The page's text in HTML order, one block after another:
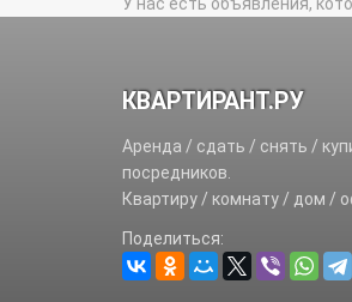
КВАРТИРАНТ.РУ
Аренда / сдать / снять /
посредников.
Квартиру / комнату / дом /
Поделиться: